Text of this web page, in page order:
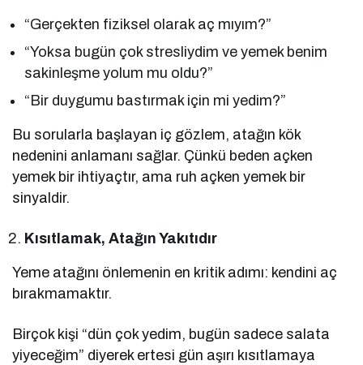
“Gerçekten fiziksel olarak aç mıyım?”
“Yoksa bugün çok stresliydim ve yemek benim
sakinleşme yolum mu oldu?”
“Bir duygumu bastırmak için mi yedim?”
Bu sorularla başlayan iç gözlem, atağın kök
nedenini anlamanı sağlar. Çünkü beden açken
yemek bir ihtiyaçtır, ama ruh açken yemek bir
sinyaldir.
Kısıtlamak, Atağın Yakıtıdır
Yeme atağını önlemenin en kritik adımı: kendini aç
bırakmamaktır.
Birçok kişi “dün çok yedim, bugün sadece salata
yiyeceğim” diyerek ertesi gün aşırı kısıtlamaya